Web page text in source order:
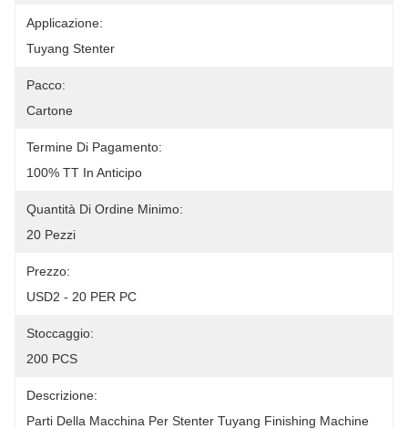
Applicazione:
Tuyang Stenter
Pacco:
Cartone
Termine Di Pagamento:
100% TT In Anticipo
Quantità Di Ordine Minimo:
20 Pezzi
Prezzo:
USD2 - 20 PER PC
Stoccaggio:
200 PCS
Descrizione:
Parti Della Macchina Per Stenter Tuyang Finishing Machine